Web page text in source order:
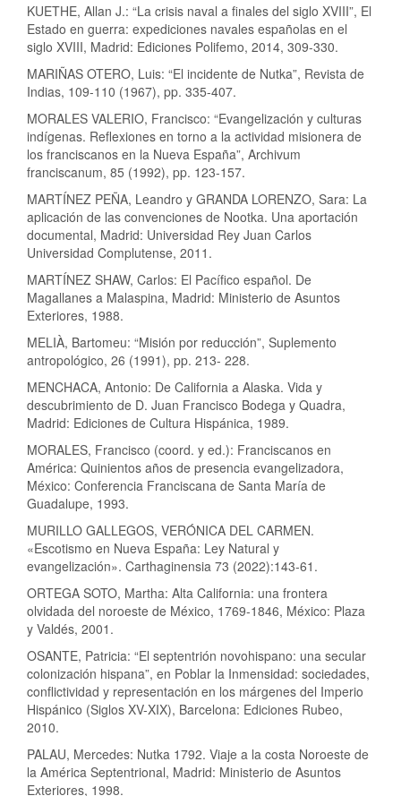
KUETHE, Allan J.: “La crisis naval a finales del siglo XVIII”, El
Estado en guerra: expediciones navales españolas en el
siglo XVIII, Madrid: Ediciones Polifemo, 2014, 309-330.
MARIÑAS OTERO, Luis: “El incidente de Nutka”, Revista de
Indias, 109-110 (1967), pp. 335-407.
MORALES VALERIO, Francisco: “Evangelización y culturas
indígenas. Reflexiones en torno a la actividad misionera de
los franciscanos en la Nueva España”, Archivum
franciscanum, 85 (1992), pp. 123-157.
MARTÍNEZ PEÑA, Leandro y GRANDA LORENZO, Sara: La
aplicación de las convenciones de Nootka. Una aportación
documental, Madrid: Universidad Rey Juan Carlos
Universidad Complutense, 2011.
MARTÍNEZ SHAW, Carlos: El Pacífico español. De
Magallanes a Malaspina, Madrid: Ministerio de Asuntos
Exteriores, 1988.
MELIÀ, Bartomeu: “Misión por reducción”, Suplemento
antropológico, 26 (1991), pp. 213- 228.
MENCHACA, Antonio: De California a Alaska. Vida y
descubrimiento de D. Juan Francisco Bodega y Quadra,
Madrid: Ediciones de Cultura Hispánica, 1989.
MORALES, Francisco (coord. y ed.): Franciscanos en
América: Quinientos años de presencia evangelizadora,
México: Conferencia Franciscana de Santa María de
Guadalupe, 1993.
MURILLO GALLEGOS, VERÓNICA DEL CARMEN.
«Escotismo en Nueva España: Ley Natural y
evangelización». Carthaginensia 73 (2022):143-61.
ORTEGA SOTO, Martha: Alta California: una frontera
olvidada del noroeste de México, 1769-1846, México: Plaza
y Valdés, 2001.
OSANTE, Patricia: “El septentrión novohispano: una secular
colonización hispana”, en Poblar la Inmensidad: sociedades,
conflictividad y representación en los márgenes del Imperio
Hispánico (Siglos XV-XIX), Barcelona: Ediciones Rubeo,
2010.
PALAU, Mercedes: Nutka 1792. Viaje a la costa Noroeste de
la América Septentrional, Madrid: Ministerio de Asuntos
Exteriores, 1998.